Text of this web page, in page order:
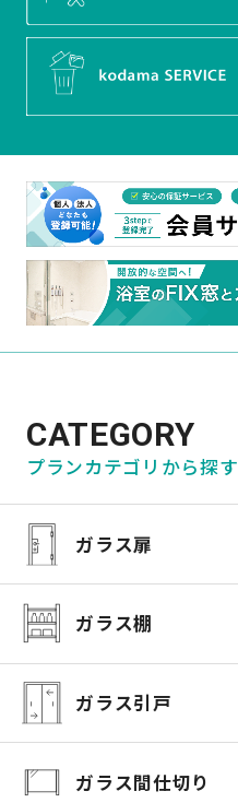
CATEGORY
プランカテゴリから探す
ガラス扉
ガラス棚
ガラス引戸
ガラス間仕切り